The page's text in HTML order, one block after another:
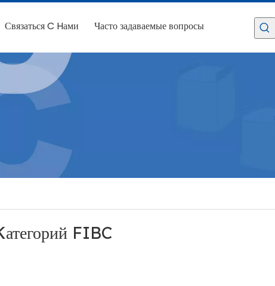
Связаться C Hами Часто задаваемые вопросы
FIBC